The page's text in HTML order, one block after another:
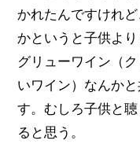
かれたんですけれ
かというと子供よ
グリューワイン（
いワイン）なんか
す。むしろ子供と
ると思う。